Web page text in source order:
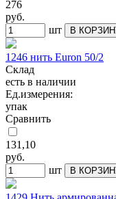
276
руб.
шт
В
1246 нить Euron 50/2
Склад
есть в наличии
Ед.измерения:
упак
Сравнить
131,10
руб.
шт
В